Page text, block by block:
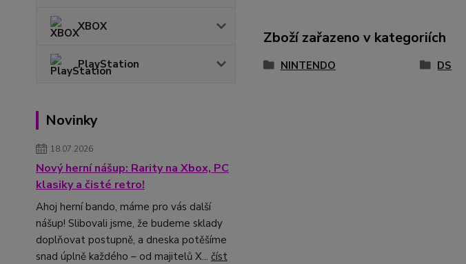
XBOX
PlayStation
Novinky
18.07.2026
Nový herní nášup: Rarity na Xbox, PC
klasiky a čisté retro!
Ahoj herní bando, máme pro vás další
nášup! Slibovali jsme, že budeme sklady
doplňovat postupně, a dneska potěšíme
snad úplně každého – od majitelů X... číst
Zboží zařazeno v kategoriích
NINTENDO DS